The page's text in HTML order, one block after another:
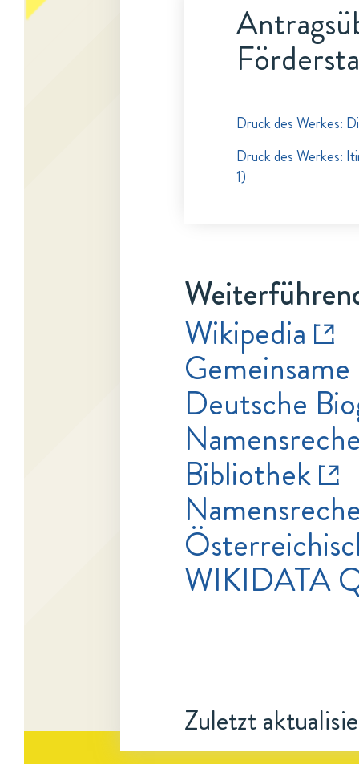
Druck des Werkes:
Druck des Werkes:
1)
Wikipedia
Deutsche
Bibliothek
WIKIDATA
Zuletzt